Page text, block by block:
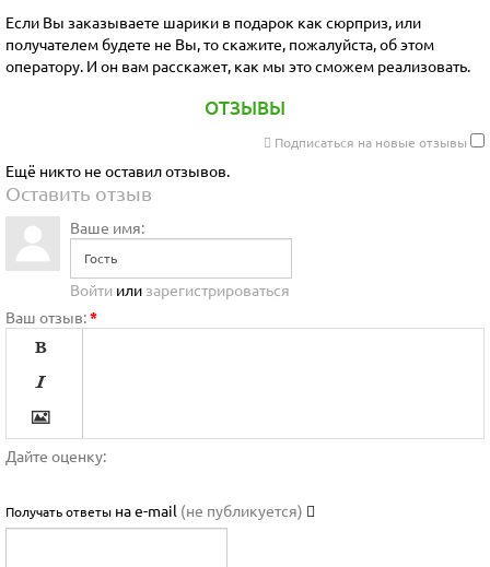
Если Вы заказываете шарики в подарок как сюрприз, или
получателем будете не Вы, то скажите, пожалуйста, об этом
оператору. И он вам расскажет, как мы это сможем реализовать.
ОТЗЫВЫ
Подписаться на новые отзывы
Ещё никто не оставил отзывов.
Оставить отзыв
Ваше имя:
Войти или зарегистрироваться
Ваш отзыв:*






Дайте оценку:
Получать ответы на e-mail (не публикуется)